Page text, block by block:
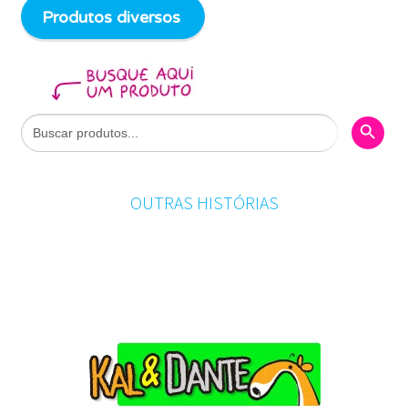
Produtos diversos
Search
for:
Search
OUTRAS HISTÓRIAS